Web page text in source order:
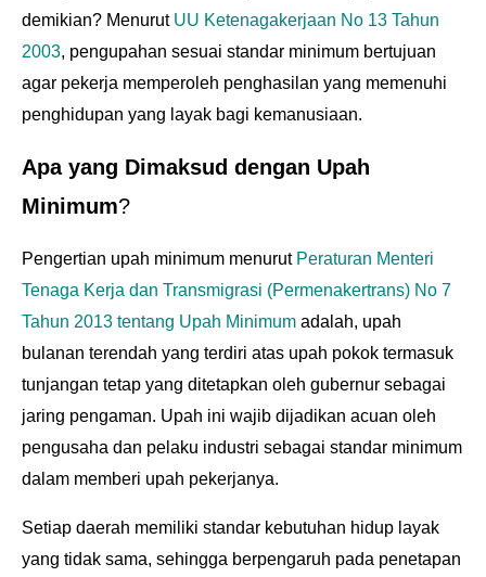
demikian? Menurut UU Ketenagakerjaan No 13 Tahun
2003, pengupahan sesuai standar minimum bertujuan
agar pekerja memperoleh penghasilan yang memenuhi
penghidupan yang layak bagi kemanusiaan.
Apa yang Dimaksud dengan Upah
Minimum?
Pengertian upah minimum menurut Peraturan Menteri
Tenaga Kerja dan Transmigrasi (Permenakertrans) No 7
Tahun 2013 tentang Upah Minimum adalah, upah
bulanan terendah yang terdiri atas upah pokok termasuk
tunjangan tetap yang ditetapkan oleh gubernur sebagai
jaring pengaman. Upah ini wajib dijadikan acuan oleh
pengusaha dan pelaku industri sebagai standar minimum
dalam memberi upah pekerjanya.
Setiap daerah memiliki standar kebutuhan hidup layak
yang tidak sama, sehingga berpengaruh pada penetapan